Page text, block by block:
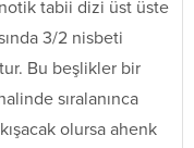
tabii dizi üst üste
3/2 nisbeti
Bu beşlikler bir
sıralanınca
olursa ahenk